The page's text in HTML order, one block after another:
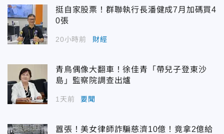
挺自家股票！群聯執行長潘健成7月加碼買4
0張
20小時前 財經
青鳥偶像大翻車！徐佳青「帶兒子登東沙
島」監察院調查出爐
1天前 要聞
囂張！美女律師詐騙慈濟10億！竟拿2億給